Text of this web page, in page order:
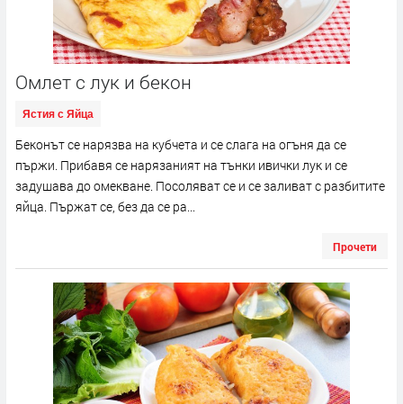
Омлет с лук и бекон
Ястия с Яйца
Беконът се нарязва на кубчета и се слага на огъня да се
пържи. Прибавя се нарязаният на тънки ивички лук и се
задушава до омекване. Посоляват се и се заливат с разбитите
яйца. Пържат се, без да се ра...
Прочети